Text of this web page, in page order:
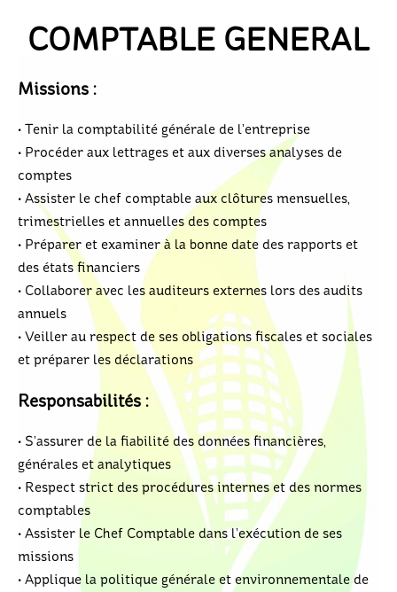
COMPTABLE GENERAL
Missions :
• Tenir la comptabilité générale de l’entreprise
• Procéder aux lettrages et aux diverses analyses de
comptes
• Assister le chef comptable aux clôtures mensuelles,
trimestrielles et annuelles des comptes
• Préparer et examiner à la bonne date des rapports et
des états financiers
• Collaborer avec les auditeurs externes lors des audits
annuels
• Veiller au respect de ses obligations fiscales et sociales
et préparer les déclarations
Responsabilités :
• S’assurer de la fiabilité des données financières,
générales et analytiques
• Respect strict des procédures internes et des normes
comptables
• Assister le Chef Comptable dans l’exécution de ses
missions
• Applique la politique générale et environnementale de